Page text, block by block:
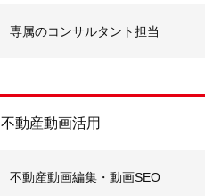
専属のコンサルタント担当
不動産動画活用
不動産動画編集・動画SEO